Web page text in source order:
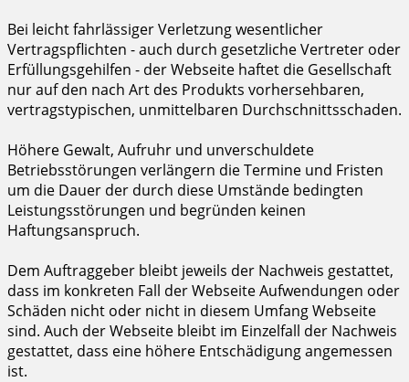
Bei leicht fahrlässiger Verletzung wesentlicher
Vertragspflichten - auch durch gesetzliche Vertreter oder
Erfüllungsgehilfen - der Webseite haftet die Gesellschaft
nur auf den nach Art des Produkts vorhersehbaren,
vertragstypischen, unmittelbaren Durchschnittsschaden.
Höhere Gewalt, Aufruhr und unverschuldete
Betriebsstörungen verlängern die Termine und Fristen
um die Dauer der durch diese Umstände bedingten
Leistungsstörungen und begründen keinen
Haftungsanspruch.
Dem Auftraggeber bleibt jeweils der Nachweis gestattet,
dass im konkreten Fall der Webseite Aufwendungen oder
Schäden nicht oder nicht in diesem Umfang Webseite
sind. Auch der Webseite bleibt im Einzelfall der Nachweis
gestattet, dass eine höhere Entschädigung angemessen
ist.